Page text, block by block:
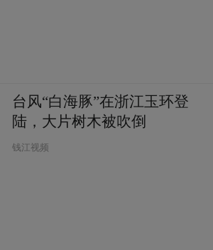
台风“白海豚”在浙江玉环登
陆，大片树木被吹倒
钱江视频